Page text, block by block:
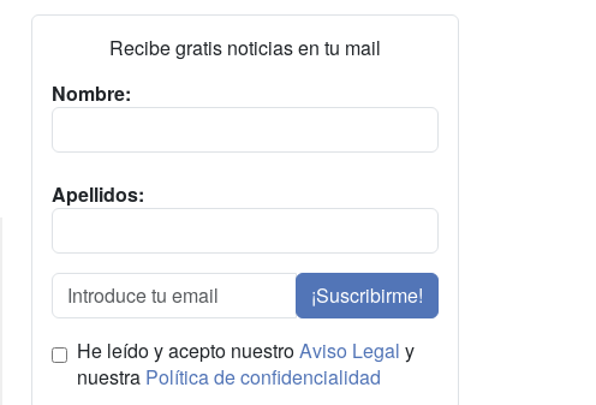
Recibe gratis noticias en tu mail
Nombre:
Apellidos:
¡Suscribirme!
He leído y acepto nuestroAviso Legal y
nuestra Política de confidencialidad